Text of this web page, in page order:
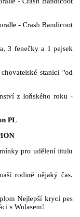
- Crash Bandicoot
3 fenečky a 1 pejsek
stanici "od
z loňského roku -
PL
pro udělení titulu
rodině nějaký čas.
Nejlepší krycí pes
s Wolasem!